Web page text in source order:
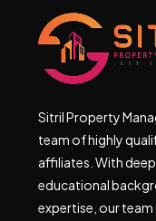
Sitril Property
team of highly
affiliates. With
educational
expertise, our